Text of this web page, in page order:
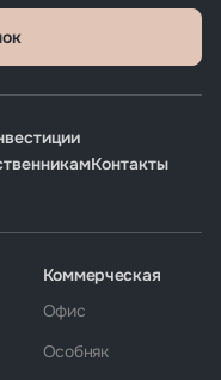
Контакты
Коммерческая
Офис
Особняк